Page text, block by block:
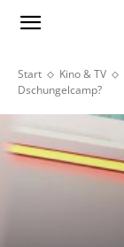
Start Kino & TV
Dschungelcamp?